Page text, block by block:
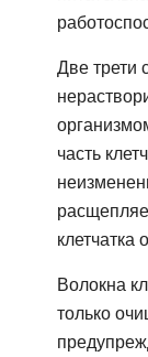
Две трети
часть
клетчатка
Волокна
только